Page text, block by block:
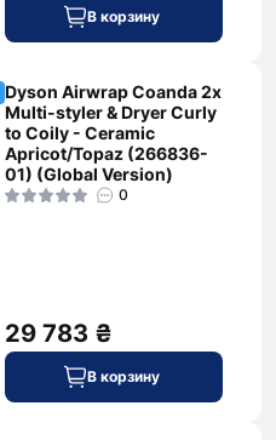
В корзину
Dyson Airwrap Coanda 2x
Multi-styler & Dryer Curly
to Coily - Ceramic
Apricot/Topaz (266836-
01) (Global Version)
0
29 783 ₴
В корзину